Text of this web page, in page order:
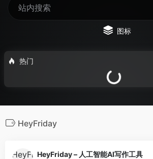
图标
热门
HeyFriday
HeyFriday – 人工智能AI写作工具